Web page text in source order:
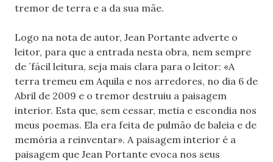
tremor de terra e a da sua mãe.
Logo na nota de autor, Jean Portante adverte o
leitor, para que a entrada nesta obra, nem sempre
de ´fácil leitura, seja mais clara para o leitor: «A
terra tremeu em Aquila e nos arredores, no dia 6 de
Abril de 2009 e o tremor destruiu a paisagem
interior. Esta que, sem cessar, metia e escondia nos
meus poemas. Ela era feita de pulmão de baleia e de
memória a reinventar». A paisagem interior é a
paisagem que Jean Portante evoca nos seus